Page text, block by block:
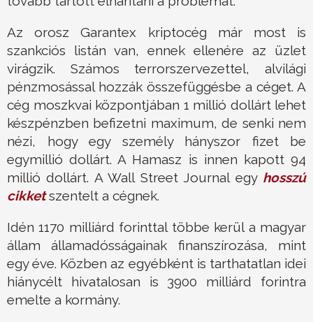
Az orosz Garantex kriptocég már most is
szankciós listán van, ennek ellenére az üzlet
virágzik. Számos terrorszervezettel, alvilági
pénzmosással hozzák összefüggésbe a céget. A
cég moszkvai központjában 1 millió dollárt lehet
készpénzben befizetni maximum, de senki nem
nézi, hogy egy személy hányszor fizet be
egymillió dollárt. A Hamasz is innen kapott 94
millió dollárt. A Wall Street Journal egy hosszú
cikketszentelt a cégnek.
Idén 1170 milliárd forinttal többe kerül a magyar
állam államadósságainak finanszírozása, mint
egy éve. Közben az egyébként is tarthatatlan idei
hiánycélt hivatalosan is 3900 milliárd forintra
emelte a kormány.